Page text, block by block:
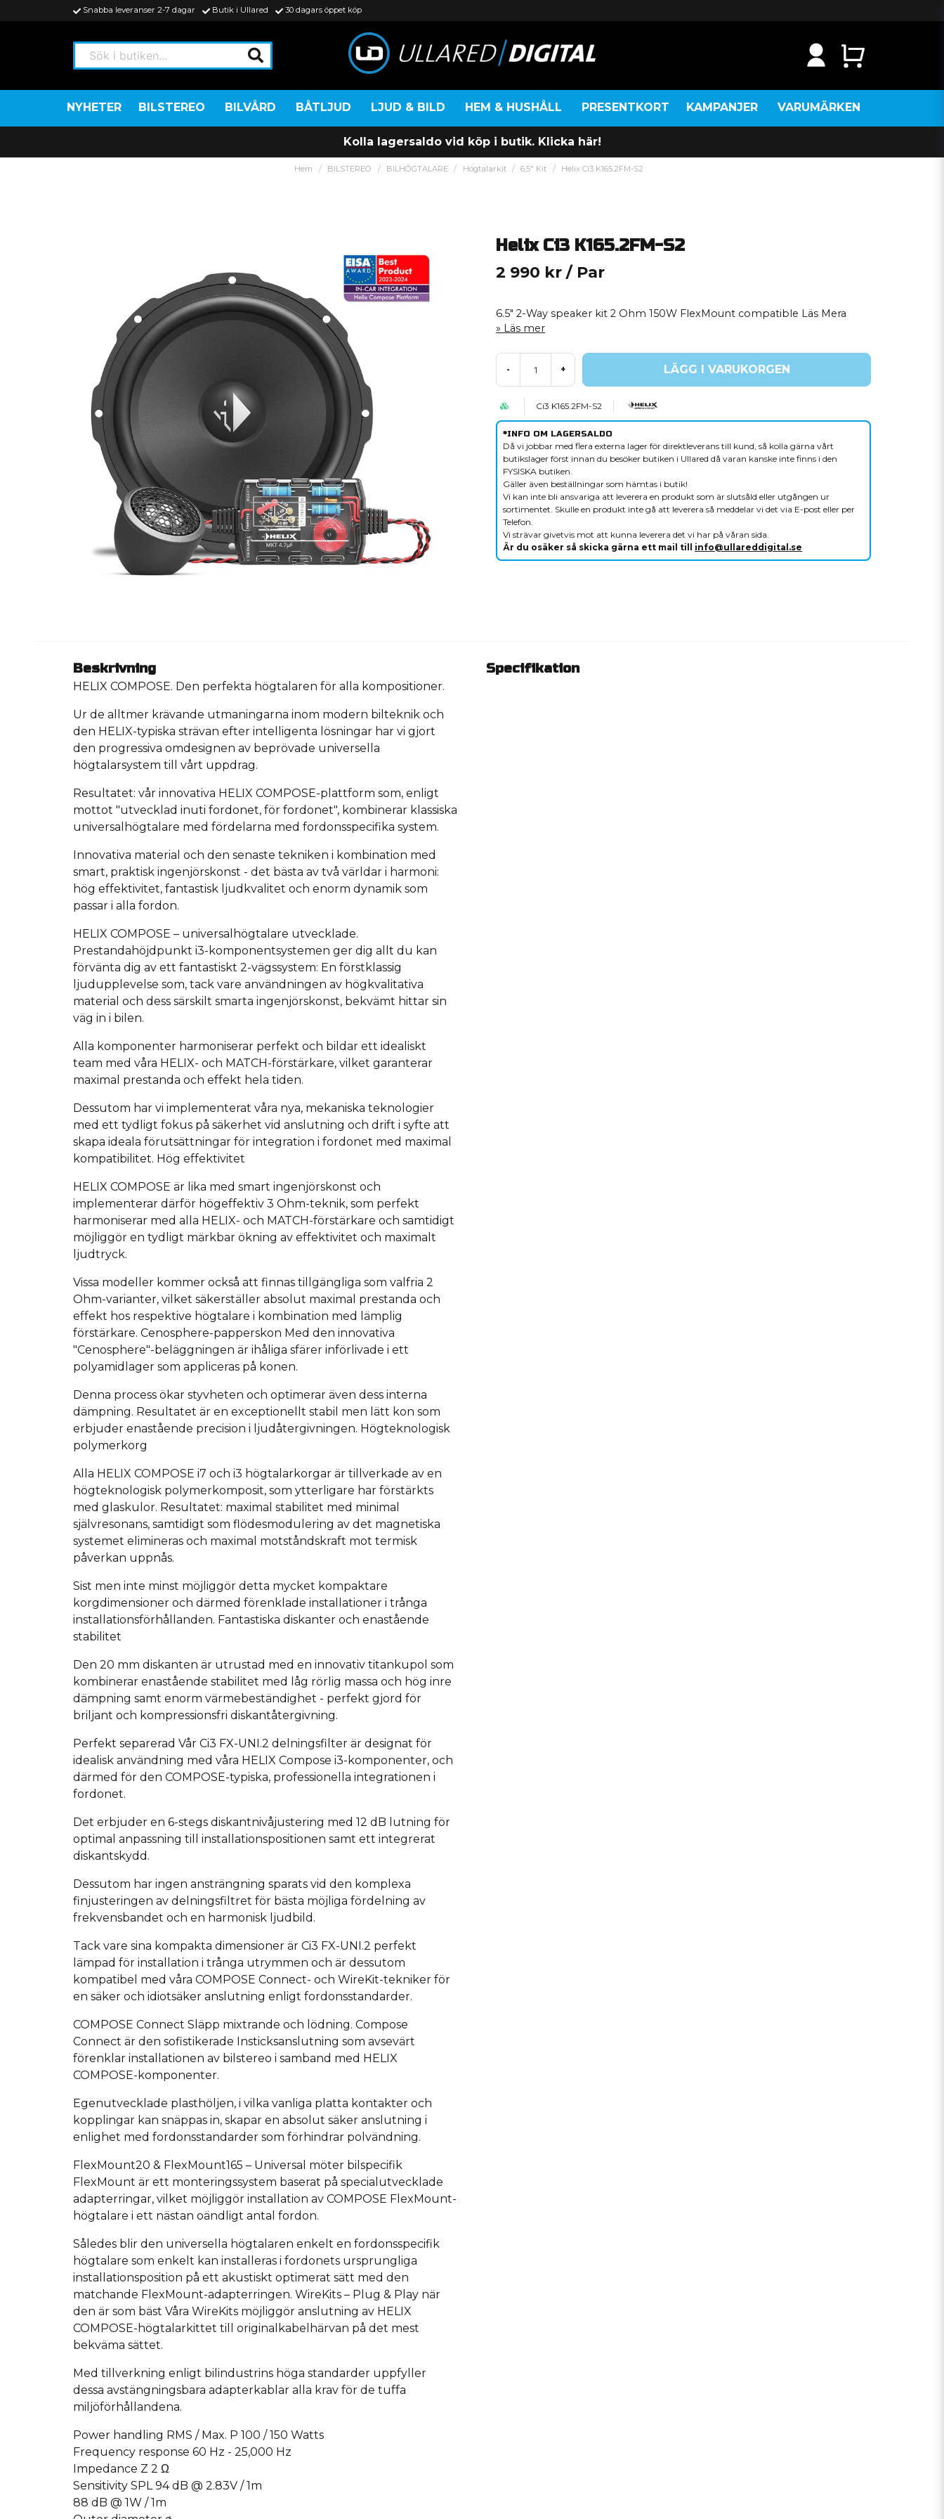
Snabba leveranser 2-7 dagar Butik i Ullared 30 dagars öppet köp
Sök i butiken...
NYHETER BILSTEREO BILVÅRD BÅTLJUD LJUD & BILD HEM & HUSHÅLL PRESENTKORT KAMPANJER VARUMÄRKEN
Kolla lagersaldo vid köp i butik. Klicka här!
Hem BILSTEREO BILHÖGTALARE Högtalarkit 6,5" Kit Helix Ci3 K165.2FM-S2
Helix Ci3 K165.2FM-S2
2 990 kr / Par
6.5″ 2-Way speaker kit 2 Ohm 150W FlexMount compatible Läs Mera
Läs mer
- + LÄGG I VARUKORGEN
Ci3 K165.2FM-S2
*INFO OM LAGERSALDO
Då vi jobbar med flera externa lager för direktleverans till kund, så kolla gärna vårt
butikslager först innan du besöker butiken i Ullared då varan kanske inte finns i den
FYSISKA butiken.
Gäller även beställningar som hämtas i butik!
Vi kan inte bli ansvariga att leverera en produkt som är slutsåld eller utgången ur
sortimentet. Skulle en produkt inte gå att leverera så meddelar vi det via E-post eller per
Telefon.
Vi strävar givetvis mot att kunna leverera det vi har på våran sida.
Är du osäker så skicka gärna ett mail till info@ullareddigital.se
Beskrivning
HELIX COMPOSE. Den perfekta högtalaren för alla kompositioner.
Ur de alltmer krävande utmaningarna inom modern bilteknik och
den HELIX-typiska strävan efter intelligenta lösningar har vi gjort
den progressiva omdesignen av beprövade universella
högtalarsystem till vårt uppdrag.
Resultatet: vår innovativa HELIX COMPOSE-plattform som, enligt
mottot "utvecklad inuti fordonet, för fordonet", kombinerar klassiska
universalhögtalare med fördelarna med fordonsspecifika system.
Innovativa material och den senaste tekniken i kombination med
smart, praktisk ingenjörskonst - det bästa av två världar i harmoni:
hög effektivitet, fantastisk ljudkvalitet och enorm dynamik som
passar i alla fordon.
HELIX COMPOSE – universalhögtalare utvecklade.
Prestandahöjdpunkt i3-komponentsystemen ger dig allt du kan
förvänta dig av ett fantastiskt 2-vägssystem: En förstklassig
ljudupplevelse som, tack vare användningen av högkvalitativa
material och dess särskilt smarta ingenjörskonst, bekvämt hittar sin
väg in i bilen.
Alla komponenter harmoniserar perfekt och bildar ett idealiskt
team med våra HELIX- och MATCH-förstärkare, vilket garanterar
maximal prestanda och effekt hela tiden.
Dessutom har vi implementerat våra nya, mekaniska teknologier
med ett tydligt fokus på säkerhet vid anslutning och drift i syfte att
skapa ideala förutsättningar för integration i fordonet med maximal
kompatibilitet. Hög effektivitet
HELIX COMPOSE är lika med smart ingenjörskonst och
implementerar därför högeffektiv 3 Ohm-teknik, som perfekt
harmoniserar med alla HELIX- och MATCH-förstärkare och samtidigt
möjliggör en tydligt märkbar ökning av effektivitet och maximalt
ljudtryck.
Vissa modeller kommer också att finnas tillgängliga som valfria 2
Ohm-varianter, vilket säkerställer absolut maximal prestanda och
effekt hos respektive högtalare i kombination med lämplig
förstärkare. Cenosphere-papperskon Med den innovativa
"Cenosphere"-beläggningen är ihåliga sfärer införlivade i ett
polyamidlager som appliceras på konen.
Denna process ökar styvheten och optimerar även dess interna
dämpning. Resultatet är en exceptionellt stabil men lätt kon som
erbjuder enastående precision i ljudåtergivningen. Högteknologisk
polymerkorg
Alla HELIX COMPOSE i7 och i3 högtalarkorgar är tillverkade av en
högteknologisk polymerkomposit, som ytterligare har förstärkts
med glaskulor. Resultatet: maximal stabilitet med minimal
självresonans, samtidigt som flödesmodulering av det magnetiska
systemet elimineras och maximal motståndskraft mot termisk
påverkan uppnås.
Sist men inte minst möjliggör detta mycket kompaktare
korgdimensioner och därmed förenklade installationer i trånga
installationsförhållanden. Fantastiska diskanter och enastående
stabilitet
Den 20 mm diskanten är utrustad med en innovativ titankupol som
kombinerar enastående stabilitet med låg rörlig massa och hög inre
dämpning samt enorm värmebeständighet - perfekt gjord för
briljant och kompressionsfri diskantåtergivning.
Perfekt separerad Vår Ci3 FX-UNI.2 delningsfilter är designat för
idealisk användning med våra HELIX Compose i3-komponenter, och
därmed för den COMPOSE-typiska, professionella integrationen i
fordonet.
Det erbjuder en 6-stegs diskantnivåjustering med 12 dB lutning för
optimal anpassning till installationspositionen samt ett integrerat
diskantskydd.
Dessutom har ingen ansträngning sparats vid den komplexa
finjusteringen av delningsfiltret för bästa möjliga fördelning av
frekvensbandet och en harmonisk ljudbild.
Tack vare sina kompakta dimensioner är Ci3 FX-UNI.2 perfekt
lämpad för installation i trånga utrymmen och är dessutom
kompatibel med våra COMPOSE Connect- och WireKit-tekniker för
en säker och idiotsäker anslutning enligt fordonsstandarder.
COMPOSE Connect Släpp mixtrande och lödning. Compose
Connect är den sofistikerade Insticksanslutning som avsevärt
förenklar installationen av bilstereo i samband med HELIX
COMPOSE-komponenter.
Egenutvecklade plasthöljen, i vilka vanliga platta kontakter och
kopplingar kan snäppas in, skapar en absolut säker anslutning i
enlighet med fordonsstandarder som förhindrar polvändning.
FlexMount20 & FlexMount165 – Universal möter bilspecifik
FlexMount är ett monteringssystem baserat på specialutvecklade
adapterringar, vilket möjliggör installation av COMPOSE FlexMount-
högtalare i ett nästan oändligt antal fordon.
Således blir den universella högtalaren enkelt en fordonsspecifik
högtalare som enkelt kan installeras i fordonets ursprungliga
installationsposition på ett akustiskt optimerat sätt med den
matchande FlexMount-adapterringen. WireKits – Plug & Play när
den är som bäst Våra WireKits möjliggör anslutning av HELIX
COMPOSE-högtalarkittet till originalkabelhärvan på det mest
bekväma sättet.
Med tillverkning enligt bilindustrins höga standarder uppfyller
dessa avstängningsbara adapterkablar alla krav för de tuffa
miljöförhållandena.
Power handling RMS / Max. P 100 / 150 Watts
Frequency response 60 Hz - 25,000 Hz
Impedance Z 2 Ω
Sensitivity SPL 94 dB @ 2.83V / 1m
88 dB @ 1W / 1m
Specifikation